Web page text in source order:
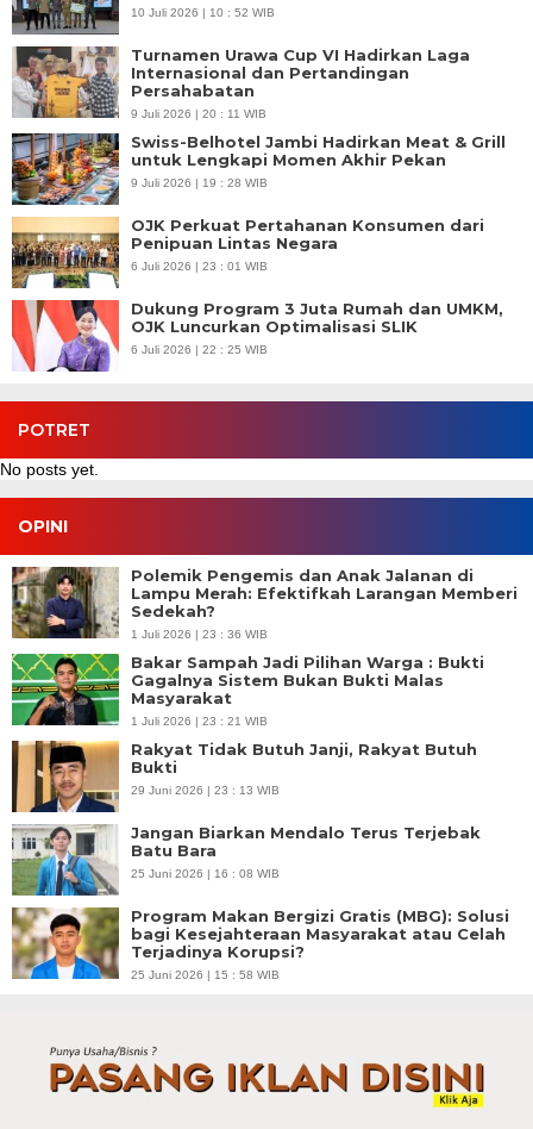
10 Juli 2026 | 10 : 52 WIB
Turnamen Urawa Cup VI Hadirkan Laga
Internasional dan Pertandingan
Persahabatan
9 Juli 2026 | 20 : 11 WIB
Swiss-Belhotel Jambi Hadirkan Meat & Grill
untuk Lengkapi Momen Akhir Pekan
9 Juli 2026 | 19 : 28 WIB
OJK Perkuat Pertahanan Konsumen dari
Penipuan Lintas Negara
6 Juli 2026 | 23 : 01 WIB
Dukung Program 3 Juta Rumah dan UMKM,
OJK Luncurkan Optimalisasi SLIK
6 Juli 2026 | 22 : 25 WIB
POTRET
No posts yet.
OPINI
Polemik Pengemis dan Anak Jalanan di
Lampu Merah: Efektifkah Larangan Memberi
Sedekah?
1 Juli 2026 | 23 : 36 WIB
Bakar Sampah Jadi Pilihan Warga : Bukti
Gagalnya Sistem Bukan Bukti Malas
Masyarakat
1 Juli 2026 | 23 : 21 WIB
Rakyat Tidak Butuh Janji, Rakyat Butuh
Bukti
29 Juni 2026 | 23 : 13 WIB
Jangan Biarkan Mendalo Terus Terjebak
Batu Bara
25 Juni 2026 | 16 : 08 WIB
Program Makan Bergizi Gratis (MBG): Solusi
bagi Kesejahteraan Masyarakat atau Celah
Terjadinya Korupsi?
25 Juni 2026 | 15 : 58 WIB